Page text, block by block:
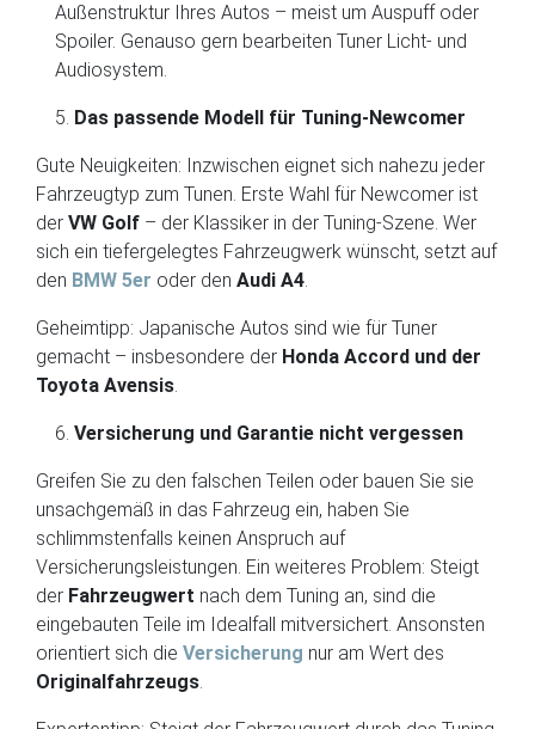
Außenstruktur Ihres Autos – meist um Auspuff oder
Spoiler. Genauso gern bearbeiten Tuner Licht- und
Audiosystem.
Das passende Modell für Tuning-Newcomer
Gute Neuigkeiten: Inzwischen eignet sich nahezu jeder
Fahrzeugtyp zum Tunen. Erste Wahl für Newcomer ist
der VW Golf – der Klassiker in der Tuning-Szene. Wer
sich ein tiefergelegtes Fahrzeugwerk wünscht, setzt auf
den BMW 5er oder den Audi A4.
Geheimtipp: Japanische Autos sind wie für Tuner
gemacht – insbesondere der Honda Accord und der
Toyota Avensis.
Versicherung und Garantie nicht vergessen
Greifen Sie zu den falschen Teilen oder bauen Sie sie
unsachgemäß in das Fahrzeug ein, haben Sie
schlimmstenfalls keinen Anspruch auf
Versicherungsleistungen. Ein weiteres Problem: Steigt
der Fahrzeugwert nach dem Tuning an, sind die
eingebauten Teile im Idealfall mitversichert. Ansonsten
orientiert sich die Versicherung nur am Wert des
Originalfahrzeugs.